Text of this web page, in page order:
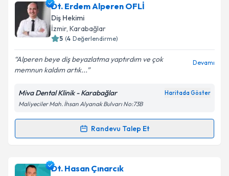
Takvim Talebini Gönder
Dt. Doğukan Zorbey Muratoğlu
talebi oluşturun. Size bu uzmandan randevu almanız
için bir takvim hazırlandığında e-posta ile
bilgilendireceğiz.
E-posta Adresiniz
Kişisel verilerimin işlenmesine ilişkin
Metni'ni okudum ve kişisel verilerimin belirtilen
kapsamda işlenmesini kabul ediyorum.
Dt. Erdem Alperen OFLİ
Diş Hekimi
İzmir, Karabağlar
5 (4 Değerlendirme)
Alperen beye diş beyazlatma yaptırdım ve çok
memnun kaldım artık...
Devamı
Miva Dental Klinik - Karabağlar Haritada Göster
Maliyeciler Mah. İhsan Alyanak Bulvarı No:73B
Randevu Talep Et
Randevu Takvimi Talebi
Dt. Erdem Alperen OFLİiçin randevu takvimi talebi
Dt. Hasan Çınarcık